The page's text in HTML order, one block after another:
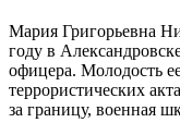
Мария Григорьевна
году в
офицера. Молодость
террористических
за границу, военная